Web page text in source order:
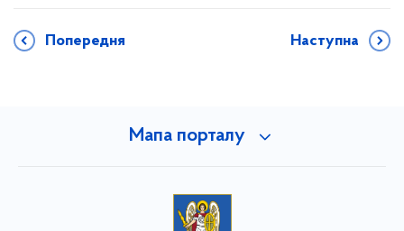
Попередня Наступна
Мапа порталу